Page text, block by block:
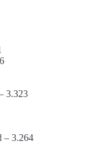
3.323
– 3.264